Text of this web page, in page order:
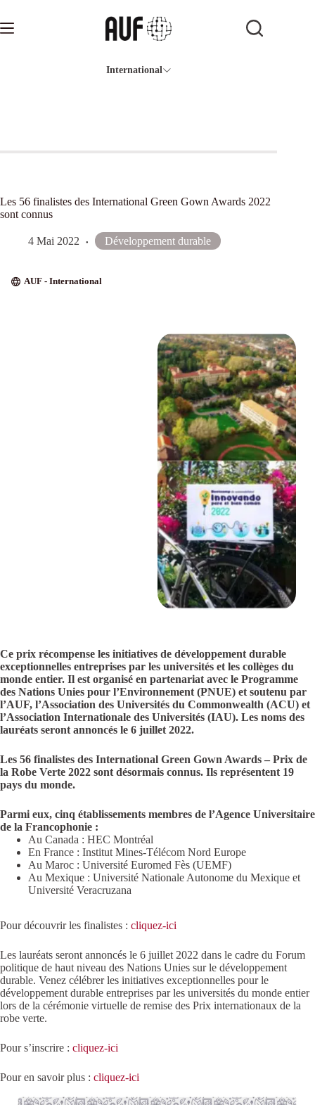
contenu
International
Les 56 finalistes des International Green Gown Awards 2022
sont connus
4 Mai 2022 Développement durable
AUF - International
Ce prix récompense les initiatives de développement durable
exceptionnelles entreprises par les universités et les collèges du
monde entier. Il est organisé en partenariat avec le Programme
des Nations Unies pour l’Environnement (PNUE) et soutenu par
l’AUF, l’Association des Universités du Commonwealth (ACU) et
l’Association Internationale des Universités (IAU). Les noms des
lauréats seront annoncés le 6 juillet 2022.
Les 56 finalistes des International Green Gown Awards – Prix de
la Robe Verte 2022 sont désormais connus. Ils représentent 19
pays du monde.
Parmi eux, cinq établissements membres de l’Agence Universitaire
de la Francophonie :
Au Canada : HEC Montréal
En France : Institut Mines-Télécom Nord Europe
Au Maroc : Université Euromed Fès (UEMF)
Au Mexique : Université Nationale Autonome du Mexique et
Université Veracruzana
Pour découvrir les finalistes : cliquez-ici
Les lauréats seront annoncés le 6 juillet 2022 dans le cadre du Forum
politique de haut niveau des Nations Unies sur le développement
durable. Venez célébrer les initiatives exceptionnelles pour le
développement durable entreprises par les universités du monde entier
lors de la cérémonie virtuelle de remise des Prix internationaux de la
robe verte.
Pour s’inscrire : cliquez-ici
Pour en savoir plus : cliquez-ici